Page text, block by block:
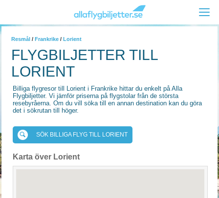
Resmål / Frankrike / Lorient
FLYGBILJETTER TILL
LORIENT
Billiga flygresor till Lorient i Frankrike hittar du enkelt på Alla
Flygbiljetter. Vi jämför priserna på flygstolar från de största
resebyråerna. Om du vill söka till en annan destination kan du göra
det i sökrutan till höger.
SÖK BILLIGA FLYG TILL LORIENT
Karta över Lorient